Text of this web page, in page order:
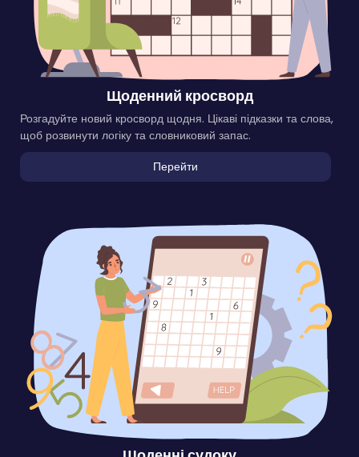
Щоденний кросворд
Розгадуйте новий кросворд щодня. Цікаві підказки та слова,
щоб розвинути логіку та словниковий запас.
Перейти